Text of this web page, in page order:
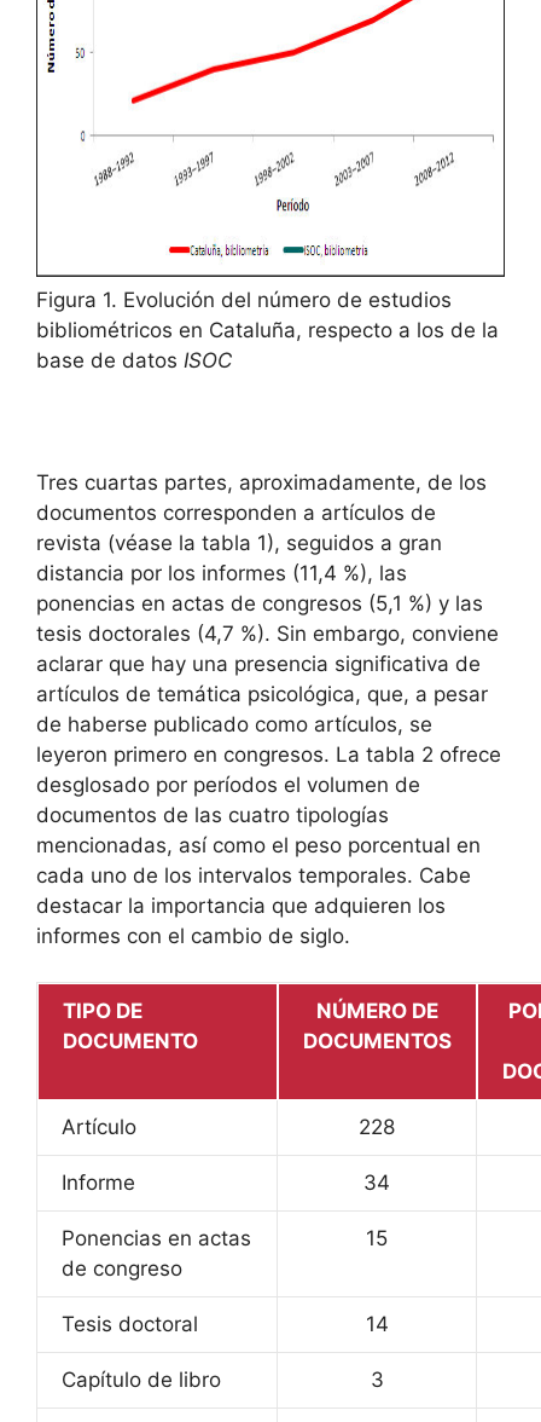
Figura 1. Evolución del número de estudios
bibliométricos en Cataluña, respecto a los de la
base de datos ISOC
Tres cuartas partes, aproximadamente, de los
documentos corresponden a artículos de
revista (véase la tabla 1), seguidos a gran
distancia por los informes (11,4 %), las
ponencias en actas de congresos (5,1 %) y las
tesis doctorales (4,7 %). Sin embargo, conviene
aclarar que hay una presencia significativa de
artículos de temática psicológica, que, a pesar
de haberse publicado como artículos, se
leyeron primero en congresos. La tabla 2 ofrece
desglosado por períodos el volumen de
documentos de las cuatro tipologías
mencionadas, así como el peso porcentual en
cada uno de los intervalos temporales. Cabe
destacar la importancia que adquieren los
informes con el cambio de siglo.
TIPO DE
DOCUMENTO
NÚMERO DE
DOCUMENTOS
Artículo 228
Informe 34
Ponencias en actas
de congreso
15
Tesis doctoral 14
Capítulo de libro 3